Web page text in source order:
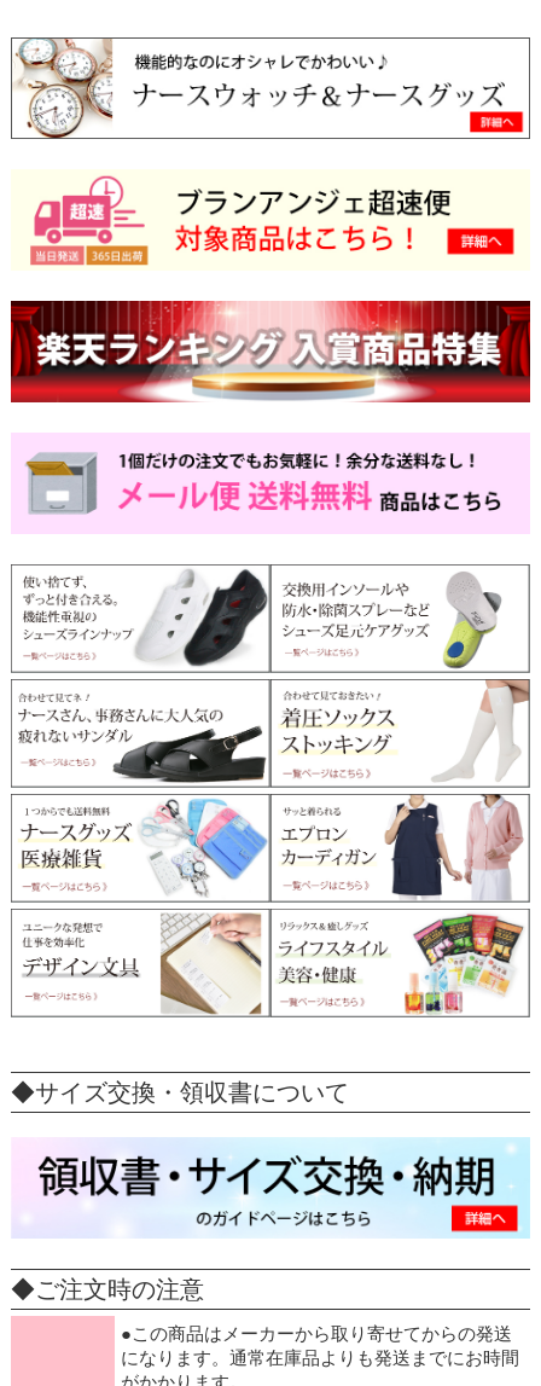
◆サイズ交換・領収書について
◆ご注文時の注意
●この商品はメーカーから取り寄せてからの発送
になります。通常在庫品よりも発送までにお時間